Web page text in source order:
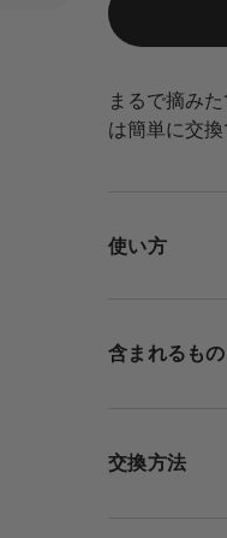
まるで摘み
は簡単に交
使い方
含まれるもの
交換方法